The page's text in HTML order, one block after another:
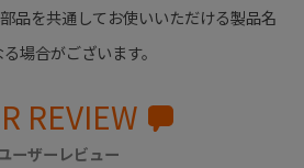
品を共通してお使いいただける製品名
場合がございます。
REVIEW
ーザーレビュー